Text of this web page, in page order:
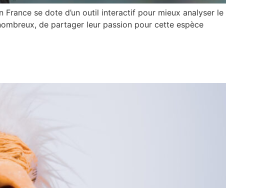
se dote d’un outil interactif pour mieux analyser le
de partager leur passion pour cette espèce